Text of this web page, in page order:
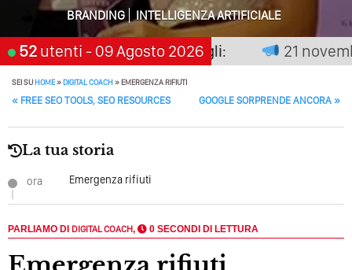
Perché Pubblicare Non Basta Più? Contenuti Di Valore O
Solo Rumore…
Perché Non Guadagni Sui Social Media? Probabilmente
Tutto Peggiorerà
Caso Delle Braccia Incrociate
Come Promuoversi Nel Wedding? Il Mio Intervento Per
L’Accademia Del Wedding
BRANDING
INTELLIGENZA ARTIFICIALE
52 utenti - 09 Agosto 2026
premia chi aspetta, scegli: 21 novembre
SEI SUHOME»DIGITAL COACH»EMERGENZA RIFIUTI
POST NAVIGATION
« FREE SEO TOOLS, SEO RESOURCES GOOGLE SORPRENDE ANCORA »
La tua storia
ora Emergenza rifiuti
PARLIAMO DI DIGITAL COACH, 0 SECONDI DI LETTURA